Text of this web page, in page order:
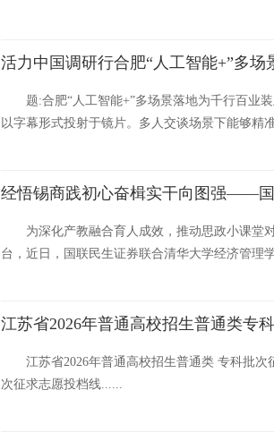
活力中国调研行合肥“人工智能+”多
题:合肥“人工智能+”多场景落地为千行百业
以字幕形式投射于镜片。多人交谈场景下能够精
经悟锡商践初心奋楫实干向图强——
为深化产教融合育人成效，推动思政小课堂
台，近日，国联民生证券联合清华大学经济管
江苏省2026年普通高校招生普通类专
江苏省2026年普通高校招生普通类 专科批
次征求志愿投档线......